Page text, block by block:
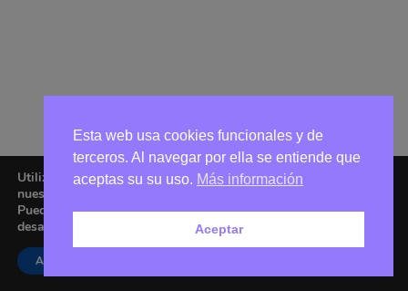
Utilizamos cookies para ofrecerte la mejor experiencia en
nuestra web.
Puedes aprender más sobre qué cookies utilizamos o
desactivarlas en los
Aceptar
Esta web usa cookies funcionales y de
terceros. Al navegar por ella se entiende que
aceptas su su uso. Más información
Aceptar